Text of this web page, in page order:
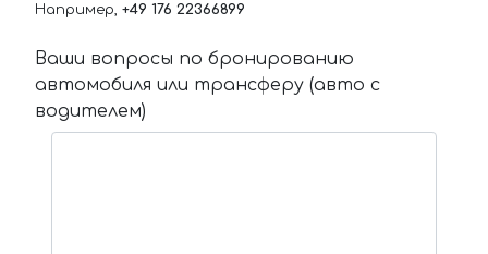
Например, +49 176 22366899
Ваши вопросы по бронированию
автомобиля или трансферу (авто с
водителем)